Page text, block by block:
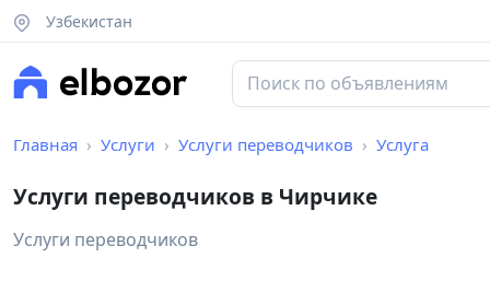
Узбекистан
Главная Услуги Услуги переводчиков Услуга
Услуги переводчиков в Чирчике
Услуги переводчиков